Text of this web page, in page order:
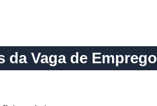
da Vaga de Emprego